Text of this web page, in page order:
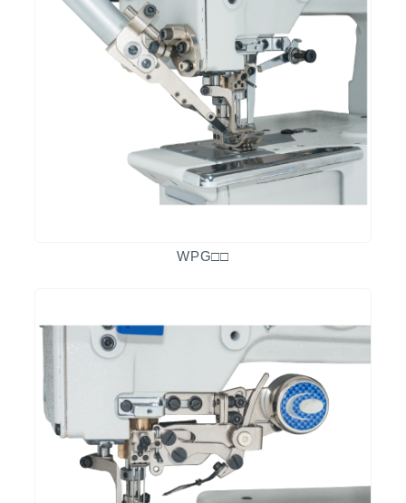
WPG□□